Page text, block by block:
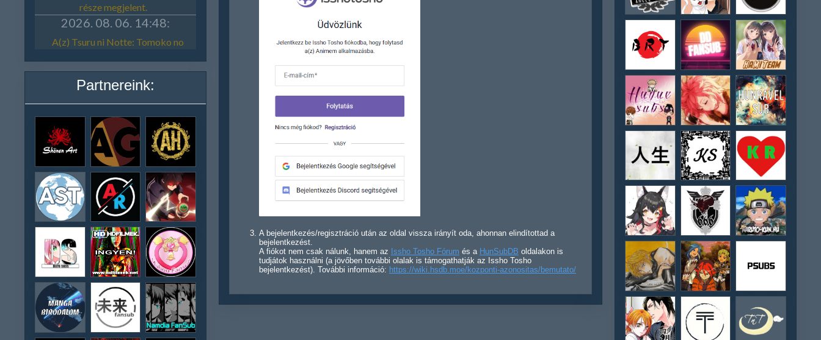
Partnereink:
A bejelentkezés/regisztráció után az oldal vissza irányít oda, ahonnan elindítottad a
bejelentkezést.
A fiókot nem csak nálunk, hanem az Issho Tosho Fórum és a HunSubDB oldalakon is
tudjátok használni (a jövőben további olalak is támogathatják az Issho Tosho
bejelentkezést). További információ: https://wiki.hsdb.moe/kozponti-azonositas/bemutato/